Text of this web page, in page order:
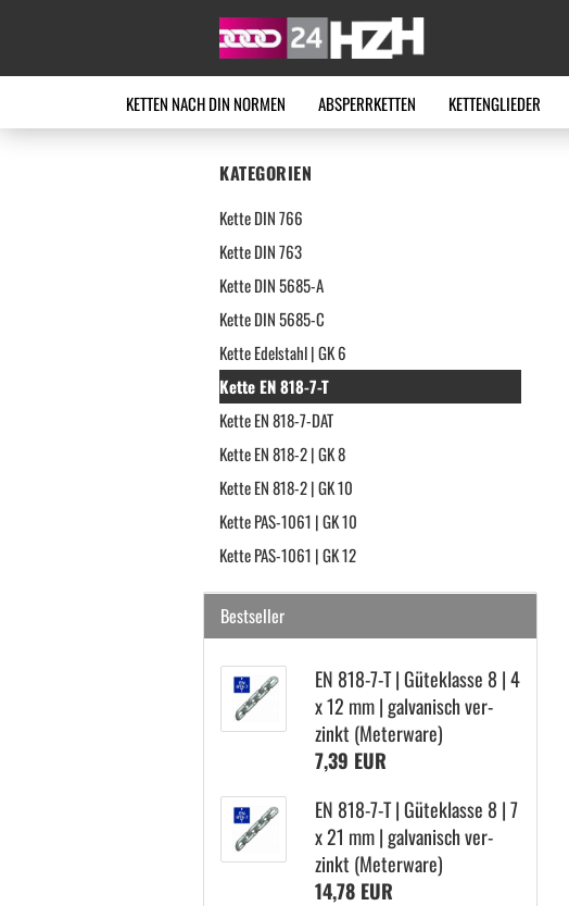
KETTEN NACH DIN NORMEN ABSPERRKETTEN KETTENGLIEDER
KATEGORIEN
Kette DIN 766
Kette DIN 763
Kette DIN 5685-A
Kette DIN 5685-C
Kette Edelstahl | GK 6
Kette EN 818-7-T
Kette EN 818-7-DAT
Kette EN 818-2 | GK 8
Kette EN 818-2 | GK 10
Kette PAS-1061 | GK 10
Kette PAS-1061 | GK 12
Bestseller
EN 818-​7-T | Gü­te­klas­se 8 | 4
x 12 mm | gal­va­nisch ver­
zinkt (Me­ter­wa­re)
7,39 EUR
EN 818-​7-T | Gü­te­klas­se 8 | 7
x 21 mm | gal­va­nisch ver­
zinkt (Me­ter­wa­re)
14,78 EUR